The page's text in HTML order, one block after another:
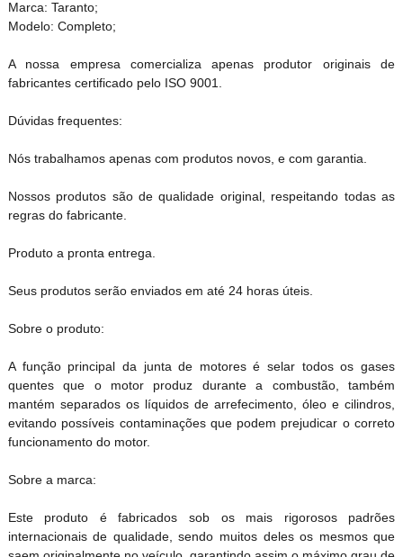
Marca: Taranto;
Modelo: Completo;
A nossa empresa comercializa apenas produtor originais de
fabricantes certificado pelo ISO 9001.
Dúvidas frequentes:
Nós trabalhamos apenas com produtos novos, e com garantia.
Nossos produtos são de qualidade original, respeitando todas as
regras do fabricante.
Produto a pronta entrega.
Seus produtos serão enviados em até 24 horas úteis.
Sobre o produto:
A função principal da junta de motores é selar todos os gases
quentes que o motor produz durante a combustão, também
mantém separados os líquidos de arrefecimento, óleo e cilindros,
evitando possíveis contaminações que podem prejudicar o correto
funcionamento do motor.
Sobre a marca:
Este produto é fabricados sob os mais rigorosos padrões
internacionais de qualidade, sendo muitos deles os mesmos que